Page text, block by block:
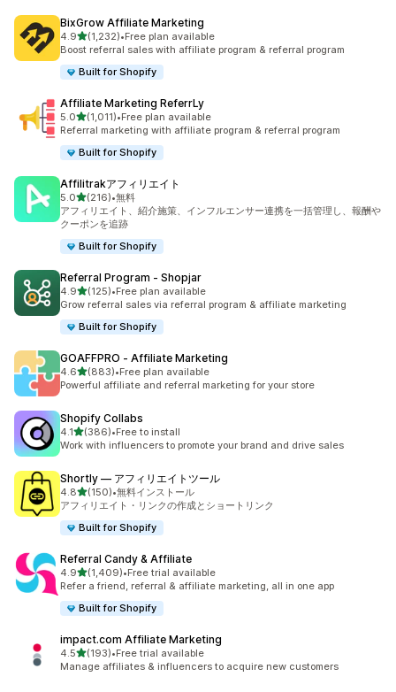
BixGrow Affiliate Marketing
4.95つ星中
(1,232)
合計レビュー数：1232件
•Free plan available
Boost referral sales with affiliate program & referral program
Built for Shopify
Affiliate Marketing ReferrLy
5.05つ星中
(1,011)
合計レビュー数：1011件
•Free plan available
Referral marketing with affiliate program & referral program
Built for Shopify
Affilitrakアフィリエイト
5.05つ星中
(216)
合計レビュー数：216件
•無料
アフィリエイト、紹介施策、インフルエンサー連携を一括管理し、報酬や
クーポンを追跡
Built for Shopify
Referral Program ‑ Shopjar
4.95つ星中
(125)
合計レビュー数：125件
•Free plan available
Grow referral sales via referral program & affiliate marketing
Built for Shopify
GOAFFPRO ‑ Affiliate Marketing
4.65つ星中
(883)
合計レビュー数：883件
•Free plan available
Powerful affiliate and referral marketing for your store
Shopify Collabs
4.15つ星中
(386)
合計レビュー数：386件
•Free to install
Work with influencers to promote your brand and drive sales
Shortly — アフィリエイトツール
4.85つ星中
(150)
合計レビュー数：150件
•無料インストール
アフィリエイト・リンクの作成とショートリンク
Built for Shopify
Referral Candy & Affiliate
4.95つ星中
(1,409)
合計レビュー数：1409件
•Free trial available
Refer a friend, referral & affiliate marketing, all in one app
Built for Shopify
impact.com Affiliate Marketing
4.55つ星中
(193)
合計レビュー数：193件
•Free trial available
Manage affiliates & influencers to acquire new customers